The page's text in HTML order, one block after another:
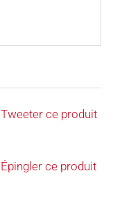
Tweeter ce produit
Épingler ce produit